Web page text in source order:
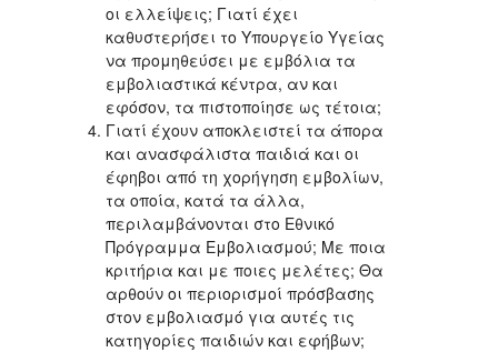
οι ελλείψεις; Γιατί έχει
καθυστερήσει το Υπουργείο Υγείας
να προμηθεύσει με εμβόλια τα
εμβολιαστικά κέντρα, αν και
εφόσον, τα πιστοποίησε ως τέτοια;
Γιατί έχουν αποκλειστεί τα άπορα
και ανασφάλιστα παιδιά και οι
έφηβοι από τη χορήγηση εμβολίων,
τα οποία, κατά τα άλλα,
περιλαμβάνονται στο Εθνικό
Πρόγραμμα Εμβολιασμού; Με ποια
κριτήρια και με ποιες μελέτες; Θα
αρθούν οι περιορισμοί πρόσβασης
στον εμβολιασμό για αυτές τις
κατηγορίες παιδιών και εφήβων;